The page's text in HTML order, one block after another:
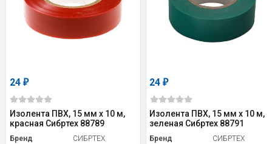
24 ₽
Изолента ПВХ, 15 мм х 10 м,
красная Сибртех 88789
Бренд
СИБРТЕХ
24₽
Изолента ПВХ, 15 мм х 10 м,
зеленая Сибртех 88791
Бренд
СИБРТЕХ